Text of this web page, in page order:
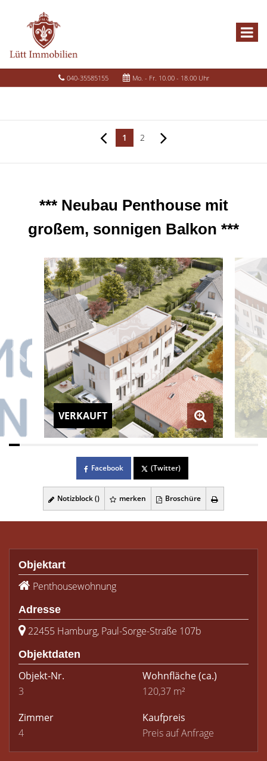
040-35585155 Mo. - Fr. 10.00 - 18.00 Uhr
1 2
*** Neubau Penthouse mit
großem, sonnigen Balkon ***
VERKAUFT
Facebook (Twitter)
Notizblock () merken Broschüre
Objektart
Penthousewohnung
Adresse
22455 Hamburg, Paul-Sorge-Straße 107b
Objektdaten
Objekt-Nr.
3
Wohnfläche(ca.)
120,37 m²
Zimmer
4
Kaufpreis
Preis auf Anfrage